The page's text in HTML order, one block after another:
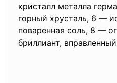
кристалл металла
горный хрусталь, 6 —
поваренная соль, 8 —
бриллиант,